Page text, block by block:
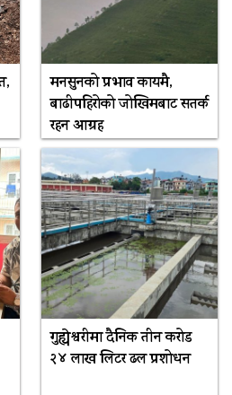
मनसुनको प्रभाव कायमै,
बाढीपहिरोको जोखिमबाट सतर्क
रहन आग्रह
गुह्येश्वरीमा दैनिक तीन करोड
२४ लाख लिटर ढल प्रशोधन